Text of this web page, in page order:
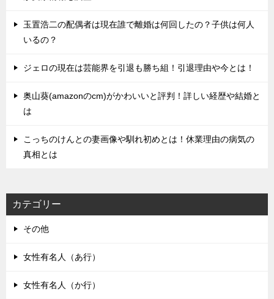
玉置浩二の配偶者は現在誰で離婚は何回したの？子供は何人
いるの？
ジェロの現在は芸能界を引退も勝ち組！引退理由や今とは！
奥山葵(amazonのcm)がかわいいと評判！詳しい経歴や結婚と
は
こっちのけんとの妻画像や馴れ初めとは！休業理由の病気の
真相とは
カテゴリー
その他
女性有名人（あ行）
女性有名人（か行）